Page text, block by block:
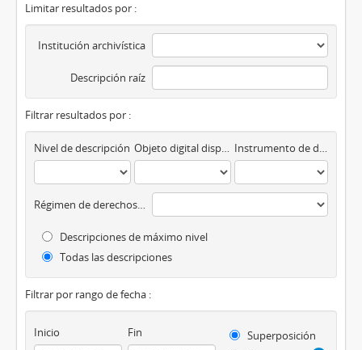
Limitar resultados por :
Institución archivística
Descripción raíz
Filtrar resultados por :
Nivel de descripción Objeto digital disponibles Instrumento de descripción
Régimen de derechos de autor
Descripciones de máximo nivel
Todas las descripciones
Filtrar por rango de fecha :
Inicio Fin
Superposición